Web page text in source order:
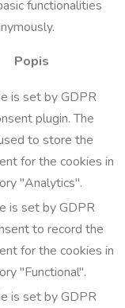
functionalities
Popis
is set by GDPR
plugin. The
to store the
for the cookies in
"Analytics".
is set by GDPR
to record the
for the cookies in
"Functional".
is set by GDPR